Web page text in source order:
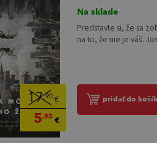
17,90 €
5,95 €
Na sklade
Predstavte si, že sa
na to, že nie je váš.
pridať do